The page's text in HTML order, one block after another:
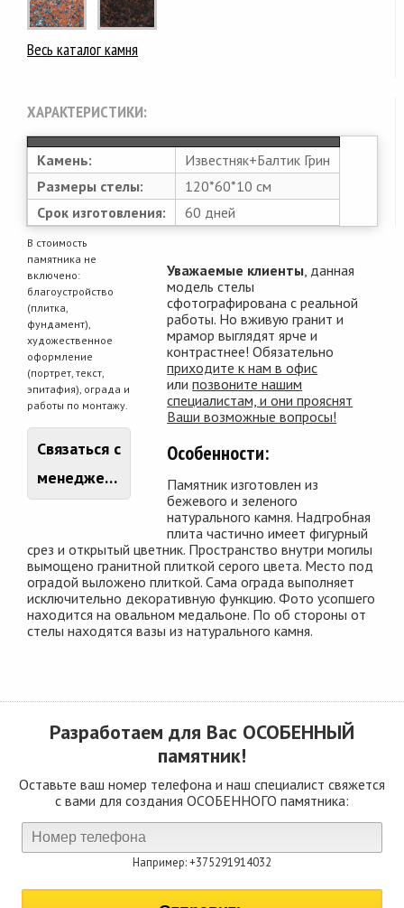
Весь каталог камня
ХАРАКТЕРИСТИКИ:
Камень:
Известняк+Балтик Грин
Размеры стелы:
120*60*10 см
Срок изготовления:
60 дней
В стоимость
памятника не
включено:
благоустройство
(плитка,
фундамент),
художественное
оформление
(портрет, текст,
эпитафия), ограда и
работы по монтажу.
Связаться с
менеджером
Уважаемые клиенты , данная
модель стелы
сфотографирована с реальной
работы. Но вживую гранит и
мрамор выглядят ярче и
контрастнее! Обязательно
приходите к нам в офис
илипозвоните нашим
специалистам, и они прояснят
Ваши возможные вопросы!
Особенности:
Памятник изготовлен из
бежевого и зеленого
натурального камня. Надгробная
плита частично имеет фигурный
срез и открытый цветник. Пространство внутри могилы
вымощено гранитной плиткой серого цвета. Место под
оградой выложено плиткой. Сама ограда выполняет
исключительно декоративную функцию. Фото усопшего
находится на овальном медальоне. По об стороны от
стелы находятся вазы из натурального камня.
Разработаем для Вас ОСОБЕННЫЙ
памятник!
Оставьте ваш номер телефона и наш специалист свяжется
с вами для создания ОСОБЕННОГО памятника:
Например: +375291914032